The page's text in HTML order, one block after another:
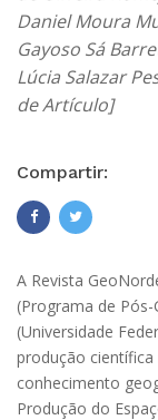
Daniel Moura
Gayoso Sá
Lúcia Salazar
de Artículo]
Compartir:
A Revista
(Programa de
(Universidade
produção
conhecimento
Produção do